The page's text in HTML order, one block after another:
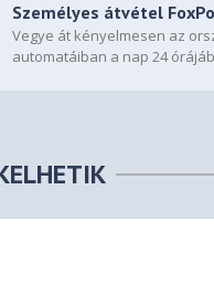
Személyes átvétel
Vegye át kényelmesen az
automatáiban a nap 24